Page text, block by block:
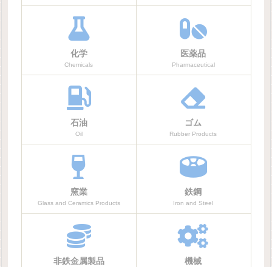
化学
Chemicals
医薬品
Pharmaceutical
石油
Oil
ゴム
Rubber Products
窯業
Glass and Ceramics Products
鉄鋼
Iron and Steel
非鉄金属製品 機械